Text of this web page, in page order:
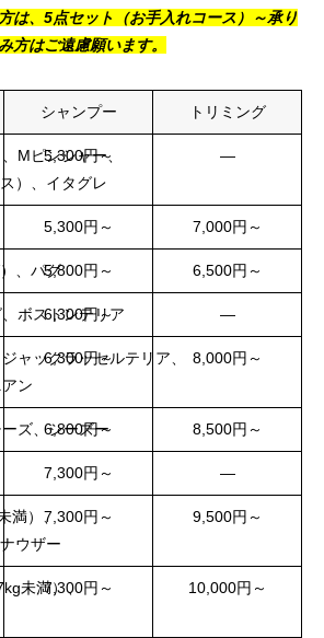
は、5点セット（お手入れコース）～承り
方はご遠慮願います。
シャンプー トリミング
Mピンシャー、
）、イタグレ
5,300円～ ―
5,300円～ 7,000円～
、パグ5,800円～ 6,500円～
ボストンテリア
6,300円～ ―
ャックラッセルテリア、
ン
6,300円～ 8,000円～
ズ、シーズー
6,800円～ 8,500円～
7,300円～ ―
満）、
ウザー
7,300円～ 9,500円～
未満）、
7,300円～ 10,000円～